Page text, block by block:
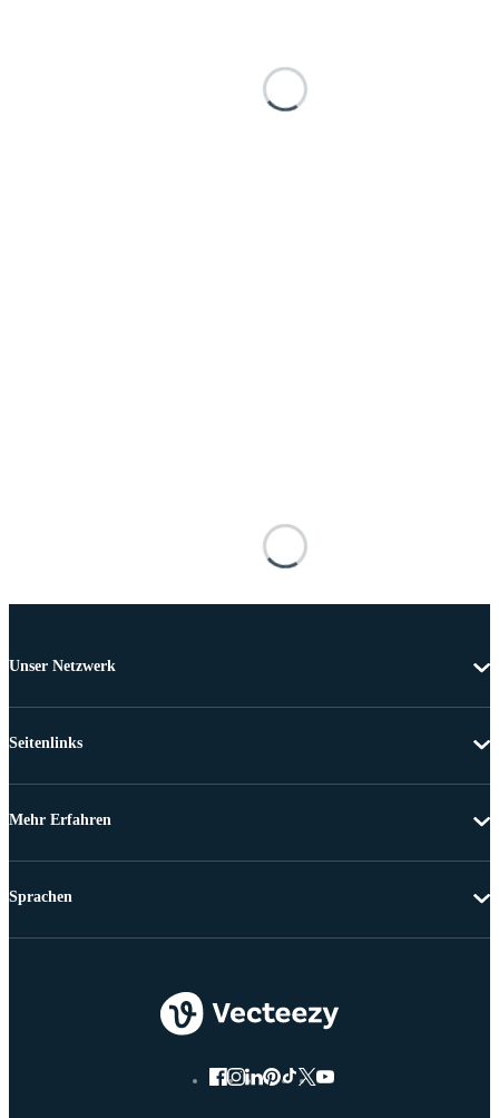
Unser Netzwerk
Seitenlinks
Mehr Erfahren
Sprachen